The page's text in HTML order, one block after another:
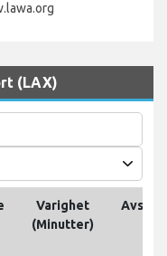
(LAX)
Varighet
(Minutter)